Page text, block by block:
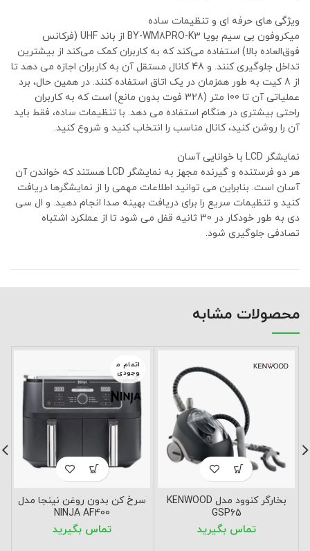
ویژگی های حرفه ای و تنظیمات ساده
میکروفون بی سیم بویا BY-WM8PRO-K3 از باند UHF (فرکانس
فوق‌العاده بالا) استفاده می‌کند که به کاربران کمک می‌کند از بیشترین
تداخل جلوگیری کنند. و 48 کانال مستقل آن به کاربران اجازه می دهد تا
از 8 کیت به طور همزمان در یک اتاق استفاده کنند. در همین حال، برد
عملیاتی آن تا 100 متر (328 فوت بدون مانع) است که به کاربران
راحتی بیشتری در هنگام استفاده می دهد. با تنظیمات ساده، فقط باید
آن را روشن کنید، کانال مناسب را انتخاب کنید و شروع کنید.
نمایشگر LCD با خوانایی آسان
هر دو فرستنده و گیرنده مجهز به نمایشگر LCD هستند که خواندن آن
آسان است. بنابراین می توانید اطلاعات مهمی را از نمایشگرها دریافت
کنید و تنظیمات سریع را برای دریافت بهینه صدا انجام دهید. و ال سی
دی به طور خودکار در 30 ثانیه قفل می شود تا از عملکرد اشتباه
تصادفی جلوگیری شود.
محصولات مشابه
بخارگر کنوود مدل KENWOOD
GSP65
اتمام م
وجودی
سرخ کن بدون روغن نینجا مدل
NINJA AF400